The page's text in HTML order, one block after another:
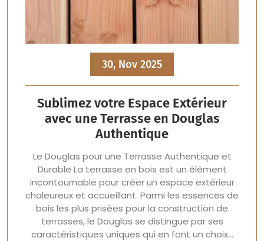
30, Nov 2025
Sublimez votre Espace Extérieur
avec une Terrasse en Douglas
Authentique
Le Douglas pour une Terrasse Authentique et
Durable La terrasse en bois est un élément
incontournable pour créer un espace extérieur
chaleureux et accueillant. Parmi les essences de
bois les plus prisées pour la construction de
terrasses, le Douglas se distingue par ses
caractéristiques uniques qui en font un choix…